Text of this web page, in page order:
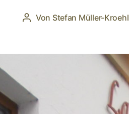
Beitragsautor
Von Stefan Müller-